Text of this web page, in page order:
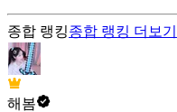
종합 랭킹종합 랭킹 더보기
해봄